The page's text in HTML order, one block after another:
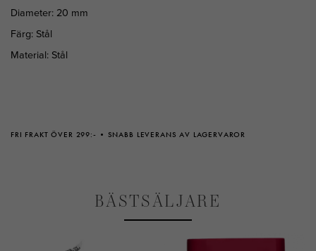
Diameter: 20 mm
Färg: Stål
Material: Stål
FRI FRAKT ÖVER 299:- SNABB LEVERANS AV LAGERVAROR
BÄSTSÄLJARE